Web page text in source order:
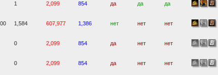
1 2,099 854 да да да
1,584 607,977 1,386 нет нет нет
0 2,099 854 да нет нет
0 2,099 854 да нет нет